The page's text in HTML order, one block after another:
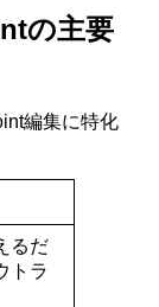
の主要
編集に特化
るだ
トラ